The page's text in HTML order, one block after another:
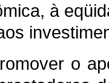
à
o